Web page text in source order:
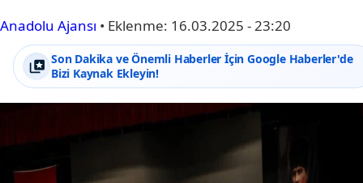
Anadolu Ajansı • Eklenme: 16.03.2025 - 23:20
Son Dakika ve Önemli Haberler İçin Google Haberler'de
Bizi Kaynak Ekleyin!